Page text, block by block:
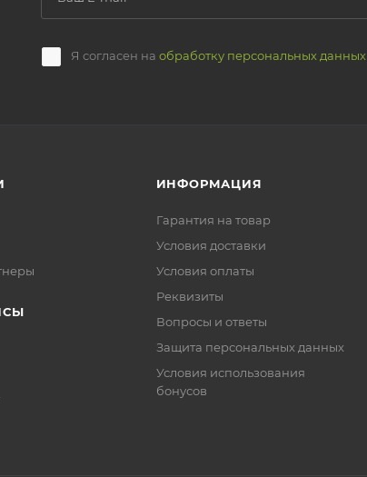
Я согласен наобработку персональных данных
ИНФОРМАЦИЯ
Гарантия на товар
Условия доставки
Условия оплаты
Реквизиты
Вопросы и ответы
Защита персональных данных
Условия использования
бонусов